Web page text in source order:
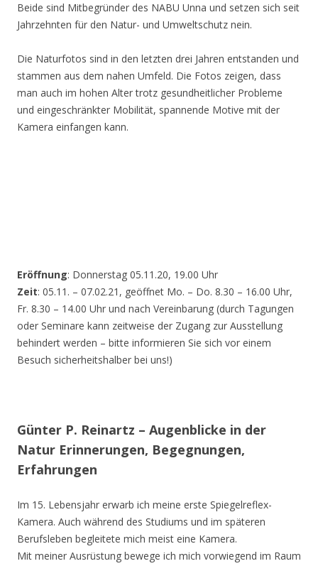
Beide sind Mitbegründer des NABU Unna und setzen sich seit
Jahrzehnten für den Natur- und Umweltschutz nein.
Die Naturfotos sind in den letzten drei Jahren entstanden und
stammen aus dem nahen Umfeld. Die Fotos zeigen, dass
man auch im hohen Alter trotz gesundheitlicher Probleme
und eingeschränkter Mobilität, spannende Motive mit der
Kamera einfangen kann.
Eröffnung: Donnerstag 05.11.20, 19.00 Uhr
Zeit: 05.11. – 07.02.21, geöffnet Mo. – Do. 8.30 – 16.00 Uhr,
Fr. 8.30 – 14.00 Uhr und nach Vereinbarung (durch Tagungen
oder Seminare kann zeitweise der Zugang zur Ausstellung
behindert werden – bitte informieren Sie sich vor einem
Besuch sicherheitshalber bei uns!)
Günter P. Reinartz – Augenblicke in der
Natur Erinnerungen, Begegnungen,
Erfahrungen
Im 15. Lebensjahr erwarb ich meine erste Spiegelreflex-
Kamera. Auch während des Studiums und im späteren
Berufsleben begleitete mich meist eine Kamera.
Mit meiner Ausrüstung bewege ich mich vorwiegend im Raum